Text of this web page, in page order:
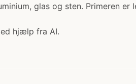
glas og sten. Primeren
hjælp fra AI.